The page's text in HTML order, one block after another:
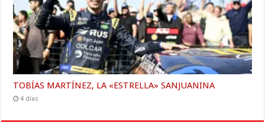
TOBÍAS MARTÍNEZ, LA «ESTRELLA» SANJUANINA
4 días